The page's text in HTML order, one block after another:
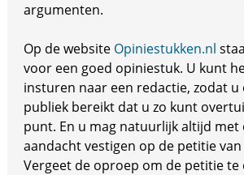
argumenten.
Op de website Opiniestukken.nl
voor een goed opiniestuk. U kunt
insturen naar een redactie, zodat
publiek bereikt dat u zo kunt
punt. En u mag natuurlijk altijd met
aandacht vestigen op de petitie
Vergeet de oproep om de petitie